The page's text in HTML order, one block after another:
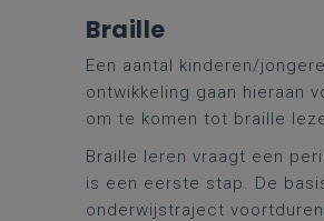
Braille
Een aantal kinderen/
ontwikkeling gaan hieraan
om te komen tot braille
Braille leren vraagt een
is een eerste stap. De
onderwijstraject